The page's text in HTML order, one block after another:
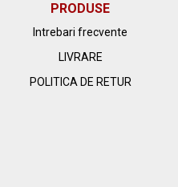
PRODUSE
Intrebari frecvente
LIVRARE
POLITICA DE RETUR